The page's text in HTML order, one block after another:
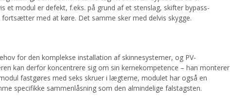
et modul er defekt, f.eks. på grund af et stenslag, skifter bypass-
med at køre. Det samme sker med delvis skygge.
for den komplekse installation af skinnesystemer, og PV-
kan derfor koncentrere sig om sin kernekompetence – han monterer
fastgøres med seks skruer i lægterne, modulet har også en
specifikke sammenlåsning som den almindelige falstagsten.